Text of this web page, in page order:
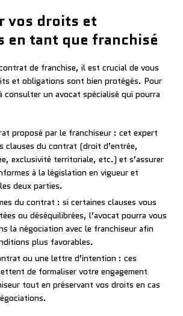
vos droits et
en tant que franchisé
de franchise, il est crucial de vous
et obligations sont bien protégés. Pour
consulter un avocat spécialisé qui pourra
proposé par le franchiseur : cet expert
clauses du contrat (droit d’entrée,
exclusivité territoriale, etc.) et s’assurer
à la législation en vigueur et
deux parties.
du contrat : si certaines clauses vous
ou déséquilibrées, l’avocat pourra vous
la négociation avec le franchiseur afin
plus favorables.
ou une lettre d’intention : ces
de formaliser votre engagement
tout en préservant vos droits en cas